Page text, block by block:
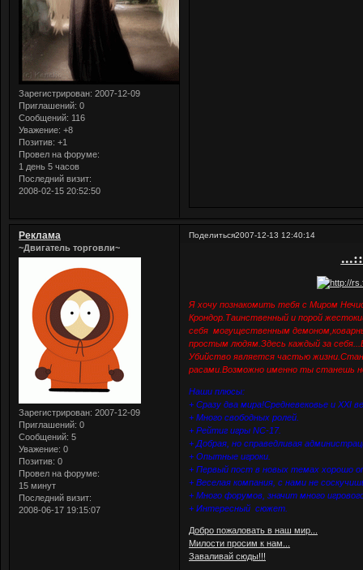
Зарегистрирован: 2007-12-09
Приглашений: 0
Сообщений: 116
Уважение: +8
Позитив: +1
Провел на форуме:
1 день 5 часов
Последний визит:
2008-02-15 20:52:50
Поделиться2007-12-13 12:40:14
Реклама
~Двигатель торговли~
Зарегистрирован: 2007-12-09
Приглашений: 0
Сообщений: 5
Уважение: 0
Позитив: 0
Провел на форуме:
15 минут
Последний визит:
2008-06-17 19:15:07
Я хочу познакомить тебя с Миром
Крондор.Таинственный и порой
себя могущественным
простым людям.Здесь каждый за
Убийство является частью
расами.Возможно именно ты станешь
Наши плюсы:
+ Сразу два мира!Средневековье и XXI
+ Много свободных ролей.
+ Рейтиг игры NC-17.
+ Добрая, но справедливая
+ Опытные игроки.
+ Первый пост в новых темах хорошо
+ Веселая компания, с нами не
+ Много форумов, значит много
+ Интересный сюжет.
Добро пожаловать в наш мир...
Милости просим к нам...
Заваливай сюды!!!